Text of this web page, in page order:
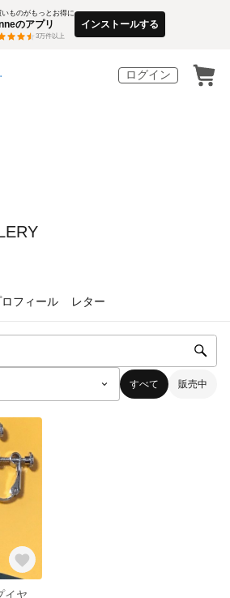
いものがもっとお得に
のアプリ
3万件以上
インストールする
ログイン
ロフィール レター
すべて 販売中